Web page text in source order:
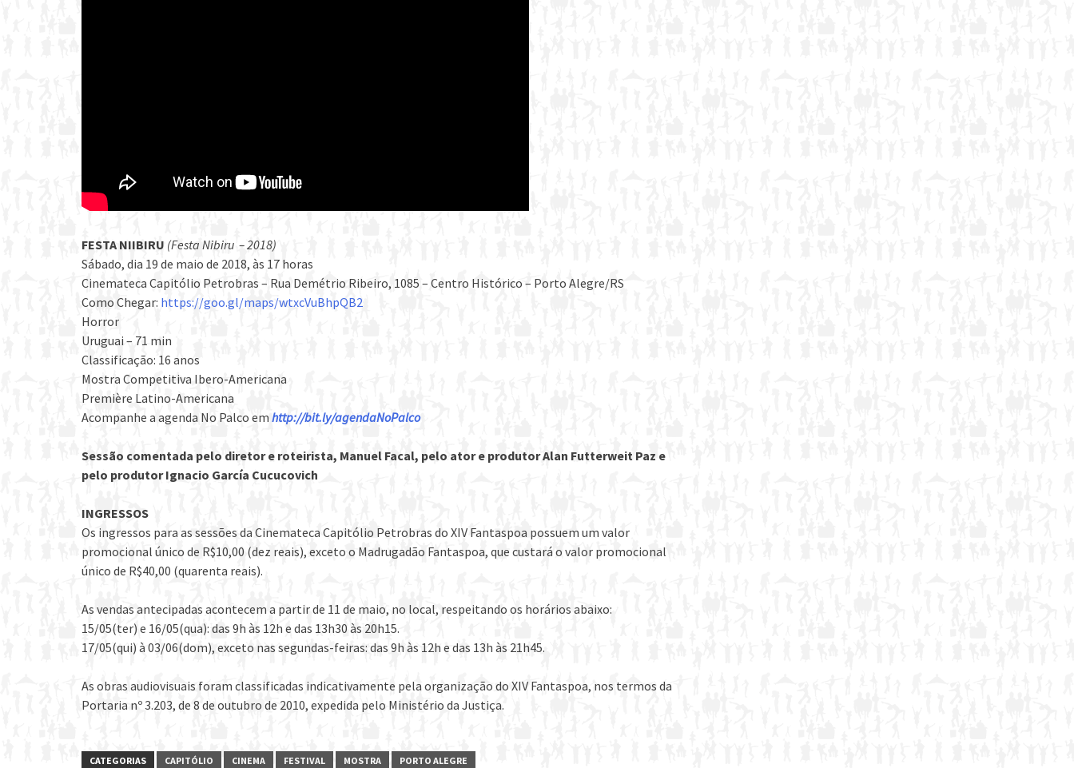
FESTA NIIBIRU (Festa Nibiru – 2018)
Sábado, dia 19 de maio de 2018, às 17 horas
Cinemateca Capitólio Petrobras – Rua Demétrio Ribeiro, 1085 – Centro Histórico – Porto Alegre/RS
Como Chegar: https://goo.gl/maps/wtxcVuBhpQB2
Horror
Uruguai – 71 min
Classificação: 16 anos
Mostra Competitiva Ibero-Americana
Première Latino-Americana
Acompanhe a agenda No Palco em http://bit.ly/agendaNoPalco
Sessão comentada pelo diretor e roteirista, Manuel Facal, pelo ator e produtor Alan Futterweit Paz e
pelo produtor Ignacio García Cucucovich
INGRESSOS
Os ingressos para as sessões da Cinemateca Capitólio Petrobras do XIV Fantaspoa possuem um valor
promocional único de R$10,00 (dez reais), exceto o Madrugadão Fantaspoa, que custará o valor promocional
único de R$40,00 (quarenta reais).
As vendas antecipadas acontecem a partir de 11 de maio, no local, respeitando os horários abaixo:
15/05(ter) e 16/05(qua): das 9h às 12h e das 13h30 às 20h15.
17/05(qui) à 03/06(dom), exceto nas segundas-feiras: das 9h às 12h e das 13h às 21h45.
As obras audiovisuais foram classificadas indicativamente pela organização do XIV Fantaspoa, nos termos da
Portaria nº 3.203, de 8 de outubro de 2010, expedida pelo Ministério da Justiça.
CATEGORIAS CAPITÓLIO CINEMA FESTIVAL MOSTRA PORTO ALEGRE